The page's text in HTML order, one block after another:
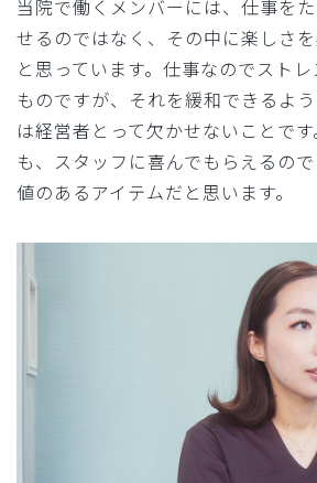
当院で働くメンバーには、仕事を
せるのではなく、その中に楽しさ
と思っています。仕事なのでスト
ものですが、それを緩和できるよ
は経営者とって欠かせないことで
も、スタッフに喜んでもらえるの
値のあるアイテムだと思います。